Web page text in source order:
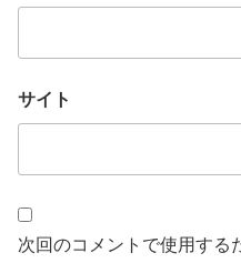
サイト
次回のコメントで使用する